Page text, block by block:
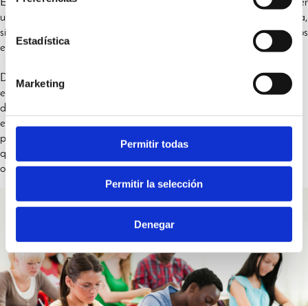
Estadística
Marketing
Permitir todas
Permitir la selección
Denegar
una
o propia,
siempre que la actividad sea compatible con la realización de los
estudios.
Desde el 4
/09/20118 los estudiantes tienen la posibilidad de iniciar
el proceso desolicitud de su permiso de estancia
por estudios
directamente en España, al menos 30 días antes de agotar su
estancia legal. O bien, cuando se trate de la realización de
programas de enseñanza superior, será la propia institución en la
que se vayan a cursar los estudios, la que presente la solicitud en la
oficina competente.